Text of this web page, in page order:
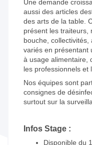
aussi des articles
des arts de la table.
présent les traiteurs,
bouche, collectivités,
variés en
à usage alimentaire,
les professionnels et
Nos équipes sont
consignes de
surtout sur la
Infos Stage :
Disponible du